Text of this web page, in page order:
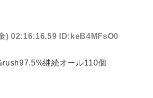
) 02:16:16.59 ID:keB4MFsO0
継続オール110個